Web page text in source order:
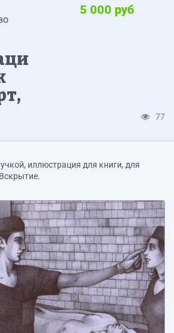
5 000 руб
77
иллюстрация для книги, для